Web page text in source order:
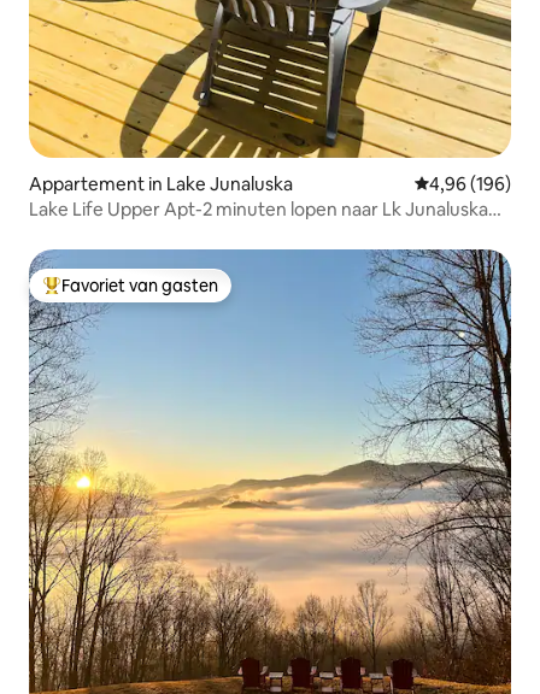
Appartement in Lake Junaluska Gemiddelde
4,96 (196)
Lake Life Upper Apt-2 minuten lopen naar Lk Junaluska
Topfavoriet van gasten
Favoriet van gasten